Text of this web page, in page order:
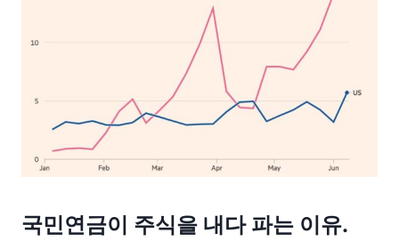
국민연금이 주식을 내다 파는 이유.